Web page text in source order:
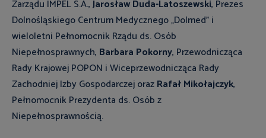
Zarządu IMPEL S.A.,JarosławDuda-Latoszewski, Prezes
Dolnośląskiego Centrum Medycznego „Dolmed" i
wieloletni Pełnomocnik Rządu ds. Osób
Niepełnosprawnych, Barbara Pokorny, Przewodnicząca
Rady Krajowej POPON i Wiceprzewodnicząca Rady
Zachodniej Izby Gospodarczej orazRafałMikołajczyk,
Pełnomocnik Prezydenta ds. Osób z
Niepełnosprawnością.